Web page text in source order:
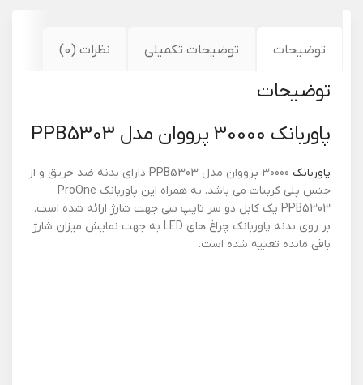
توضیحات توضیحات تکمیلی نظرات (0)
توضیحات
پاوربانک 30000 پرووان مدل PPB5303
پاوربانک
30000 پرووان مدل PPB5303 دارای بدنه ضد حریق و از
جنس پلی کربنات می باشد. به همراه این پاوربانک ProOne
PPB5303 یک کابل دو سر تایپ سی جهت شارژ ارائه شده است.
بر روی بدنه پاوربانک چراغ های LED به جهت نمایش میزان شارژ
باقی مانده تعبیه شده است.